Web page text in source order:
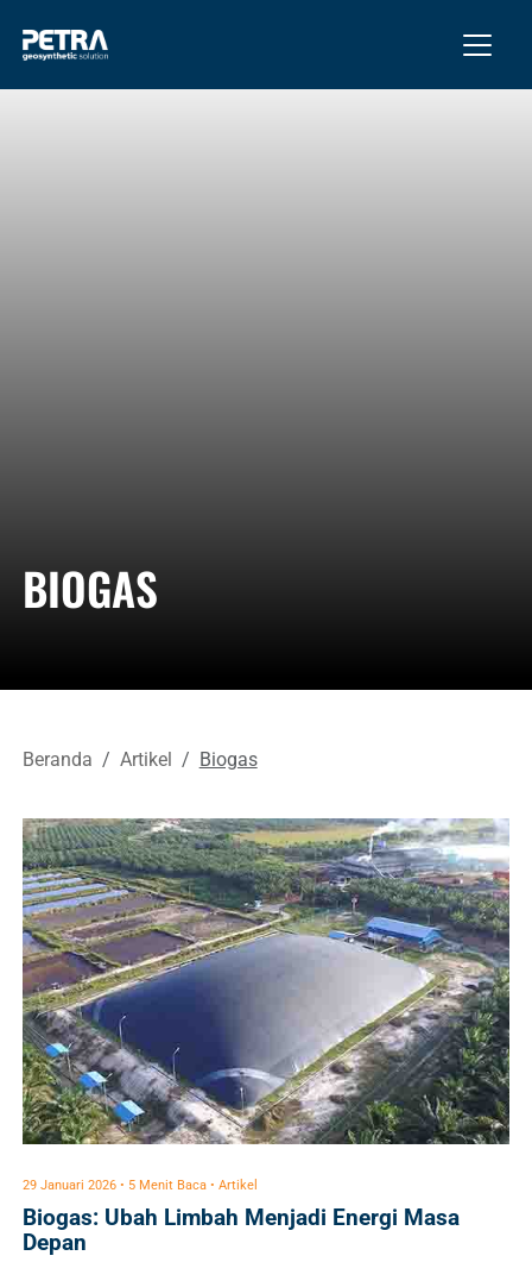
BIOGAS
Beranda Artikel Biogas
29 Januari 2026 • 5 Menit Baca • Artikel
Biogas: Ubah Limbah Menjadi Energi Masa
Depan